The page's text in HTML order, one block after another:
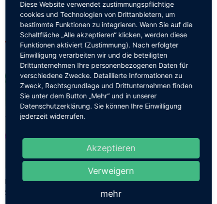
7. Waldorf Kleiderbasar
Bald ist es so weit! Der große Waldorf-Kleiderbasar öffnet am
Samstag, dem 25. April 2026, von 10 bis 14 Uhr seine Tore.
Diese Website verwendet zustimmungspflichtige
cookies und Technologien von Drittanbietern, um
bestimmte Funktionen zu integrieren. Wenn Sie auf die
Schaltfläche „Alle akzeptieren“ klicken, werden diese
Funktionen aktiviert (Zustimmung). Nach erfolgter
Einwilligung verarbeiten wir und die beteiligten
Drittunternehmen Ihre personenbezogenen Daten für
verschiedene Zwecke. Detaillierte Informationen zu
Zweck, Rechtsgrundlage und Drittunternehmen finden
Sie unter dem Button „Mehr“ und in unserer
Datenschutzerklärung. Sie können Ihre Einwilligung
jederzeit widerrufen.
Akzeptieren
Verweigern
mehr